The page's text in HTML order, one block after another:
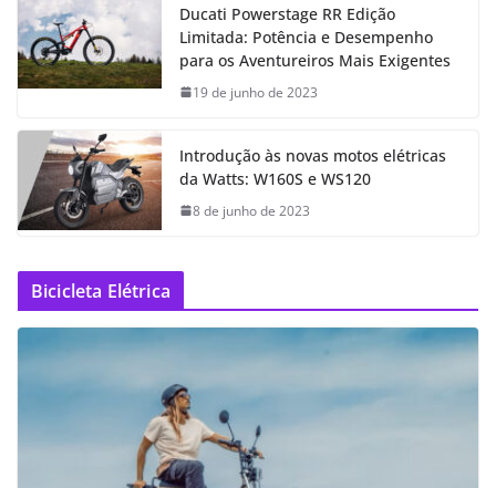
Ducati Powerstage RR Edição
Limitada: Potência e Desempenho
para os Aventureiros Mais Exigentes
19 de junho de 2023
Introdução às novas motos elétricas
da Watts: W160S e WS120
8 de junho de 2023
Bicicleta Elétrica